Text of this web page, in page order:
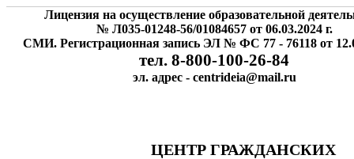
Лицензия на осуществление образовательной
№ Л035-01248-56/01084657 от 06.03.2024 г.
СМИ. Регистрационная запись ЭЛ № ФС 77 - 76118 от
тел. 8-800-100-26-84
эл. адрес - centrideia@mail.ru
ЦЕНТР